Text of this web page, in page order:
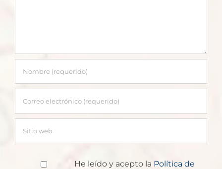
He leído y acepto la Política de